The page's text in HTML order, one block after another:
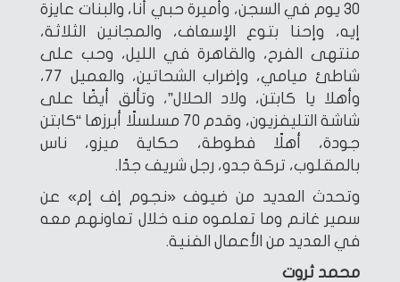
30 يوم في السجن، وأميرة حبي أنا، والبنات عايزة
إيه، وإحنا بتوع الإسعاف، والمجانين الثلاثة،
منتهى الفرح، والقاهرة في الليل، وحب على
شاطئ ميامي، وإضراب الشحاتين، والعميل 77،
وأهلا يا كابتن، ولاد الحلال”، وتألق أيضًا على
شاشة التليفزيون، وقدم 70 مسلسلًا أبرزها “كابتن
جودة، أهلًا فطوطة، حكاية ميزو، ناس
بالمقلوب، تركة جدو، رجل شريف جدًا.
وتحدث العديد من ضيوف «نجوم إف إم» عن
سمير غانم وما تعلموه منه خلال تعاونهم معه
في العديد من الأعمال الفنية.
محمد ثروت